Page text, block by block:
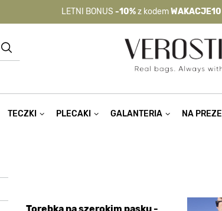
LETNI BONUS -10%z kodemWAKACJE10
WAKACJE10 | nie dotyczy
TECZKI PLECAKI GALANTERIA NA